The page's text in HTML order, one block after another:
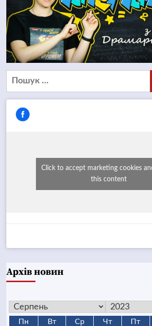
Пошук:
Click to accept marketing cookies
this content
Архів новин
Пн Вт Ср Чт Пт